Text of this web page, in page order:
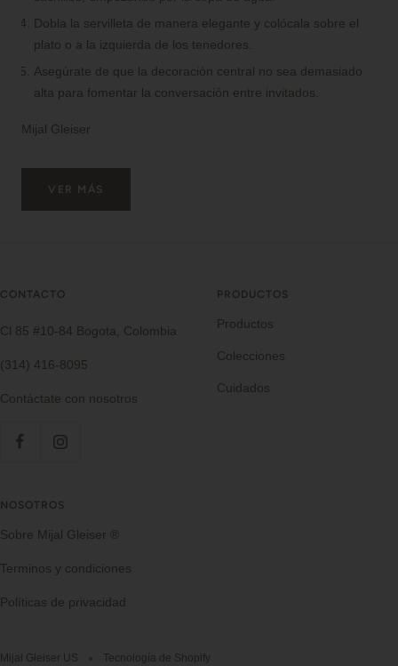
Dobla la servilleta de manera elegante y colócala sobre el
plato o a la izquierda de los tenedores.
Asegúrate de que la decoración central no sea demasiado
alta para fomentar la conversación entre invitados.
Mijal Gleiser
VER MÁS
CONTACTO
Cl 85 #10-84 Bogota, Colombia
(314) 416-8095
Contáctate con nosotros
PRODUCTOS
Productos
Colecciones
Cuidados
NOSOTROS
Sobre Mijal Gleiser ®
Terminos y condiciones
Políticas de privacidad
Mijal Gleiser US Tecnología de Shopify